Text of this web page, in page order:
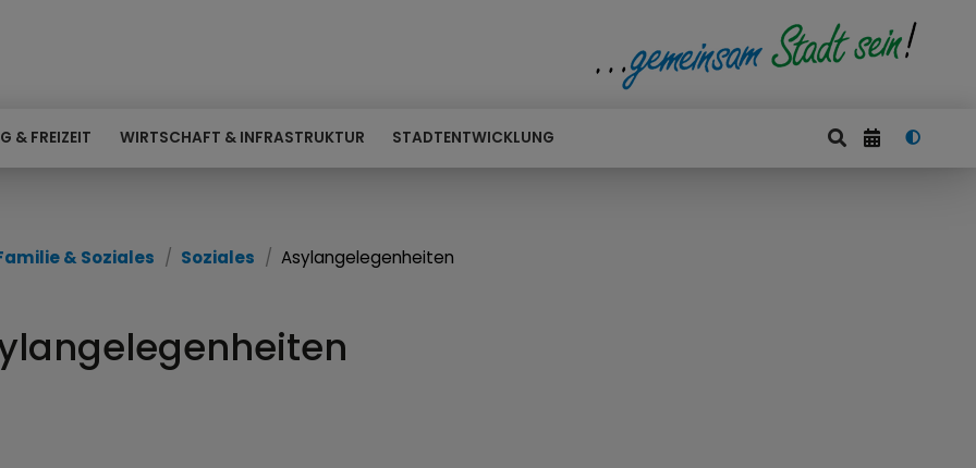
& FREIZEIT WIRTSCHAFT & INFRASTRUKTUR STADTENTWICKLUNG
& Soziales Soziales Asylangelegenheiten